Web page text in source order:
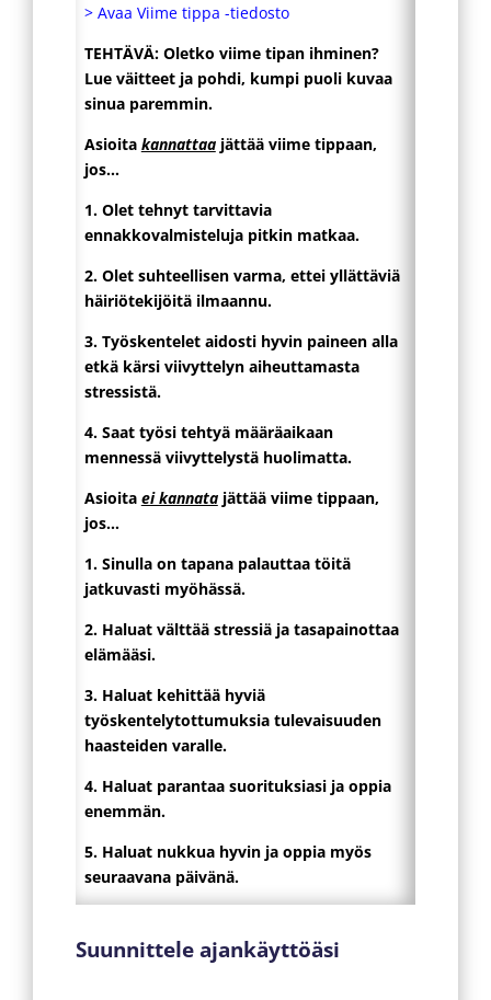
> Avaa Viime tippa -tiedosto
TEHTÄVÄ: Oletko viime tipan ihminen?
Lue väitteet ja pohdi, kumpi puoli kuvaa
sinua paremmin.
Asioita kannattaajättää viime tippaan,
jos…
1. Olet tehnyt tarvittavia
ennakkovalmisteluja pitkin matkaa.
2. Olet suhteellisen varma, ettei yllättäviä
häiriötekijöitä ilmaannu.
3. Työskentelet aidosti hyvin paineen alla
etkä kärsi viivyttelyn aiheuttamasta
stressistä.
4. Saat työsi tehtyä määräaikaan
mennessä viivyttelystä huolimatta.
Asioita ei kannatajättää viime tippaan,
jos…
1. Sinulla on tapana palauttaa töitä
jatkuvasti myöhässä.
2. Haluat välttää stressiä ja tasapainottaa
elämääsi.
3. Haluat kehittää hyviä
työskentelytottumuksia tulevaisuuden
haasteiden varalle.
4. Haluat parantaa suorituksiasi ja oppia
enemmän.
5. Haluat nukkua hyvin ja oppia myös
seuraavana päivänä.
Suunnittele ajankäyttöäsi